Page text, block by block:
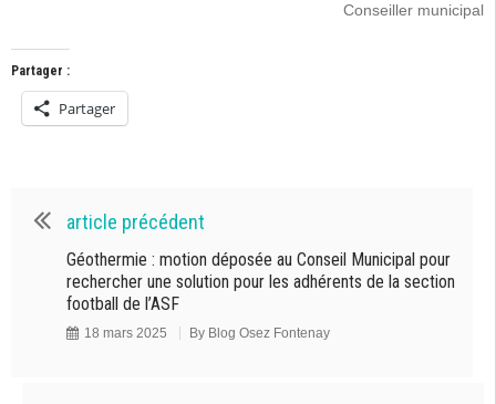
Conseiller municipal
Partager :
Partager
article précédent
Géothermie : motion déposée au Conseil Municipal pour
rechercher une solution pour les adhérents de la section
football de l’ASF
18 mars 2025 By Blog Osez Fontenay